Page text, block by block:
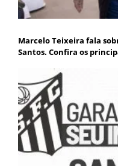
Marcelo Teixeira fala
Santos. Confira os